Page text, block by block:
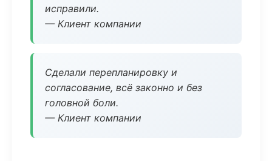
исправили.
— Клиент компании
Сделали перепланировку и
согласование, всё законно и без
головной боли.
— Клиент компании